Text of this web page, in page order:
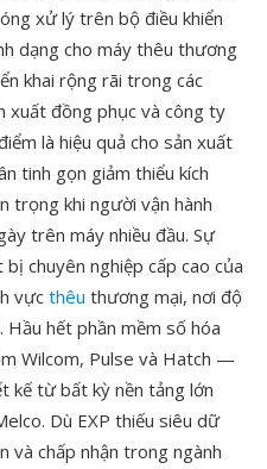
xử lý trên bộ điều khiển
dạng cho máy thêu thương
khai rộng rãi trong các
xuất đồng phục và công ty
là hiệu quả cho sản xuất
tinh gọn giảm thiểu kích
trọng khi người vận hành
trên máy nhiều đầu. Sự
chuyên nghiệp cấp cao của
vực thêu thương mại, nơi độ
hết phần mềm số hóa
Wilcom, Pulse và Hatch —
kế từ bất kỳ nền tảng lớn
Dù EXP thiếu siêu dữ
và chấp nhận trong ngành